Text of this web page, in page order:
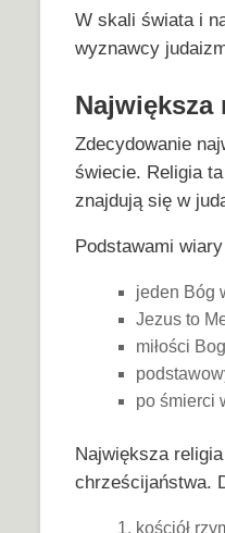
W skali świata i
wyznawcy
Zdecydowanie
świecie. Religia
znajdują się w
Podstawami
jeden Bóg
Jezus to
miłości
po śmierci
Największa
chrześcijaństwa.
kościół